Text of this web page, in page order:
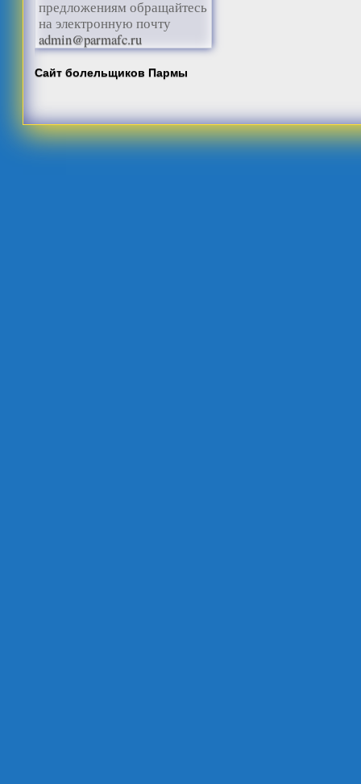
предложениям обращайтесь
на электронную почту
admin@parmafc.ru
Сайт болельщиков Пармы